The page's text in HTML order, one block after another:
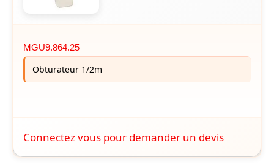
MGU9.864.25
Obturateur 1/2m
Connectez vous pour demander un devis